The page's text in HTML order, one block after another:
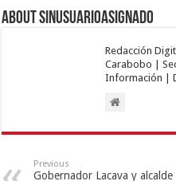
About sinusuarioasignado
Redacción
Carabobo |
Información |
Previous
Gobernador Lacava y alcalde